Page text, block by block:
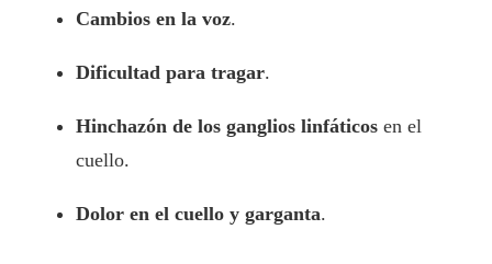
Cambios en la voz.
Dificultad para tragar.
Hinchazón de los ganglios linfáticos en el
cuello.
Dolor en el cuello y garganta.